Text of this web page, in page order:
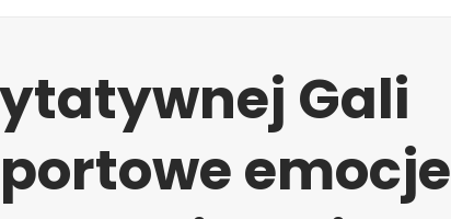
Gali
emocje